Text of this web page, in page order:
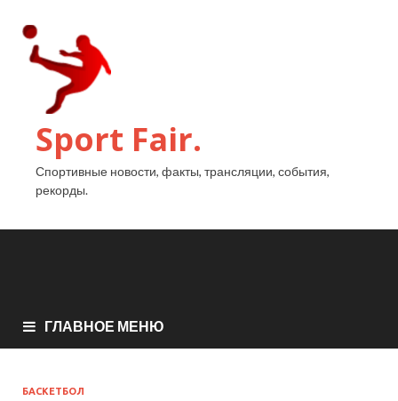
Sport Fair.
Спортивные новости, факты, трансляции, события,
рекорды.
ГЛАВНОЕ МЕНЮ
БАСКЕТБОЛ